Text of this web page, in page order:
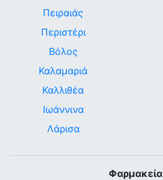
Πειραιάς
Περιστέρι
Βόλος
Καλαμαριά
Καλλιθέα
Ιωάννινα
Λάρισα
Φαρμακεία